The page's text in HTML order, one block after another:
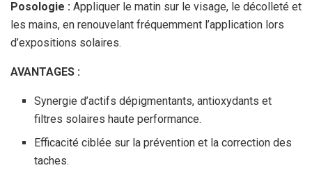
Posologie : Appliquer le matin sur le visage, le décolleté et
les mains, en renouvelant fréquemment l’application lors
d’expositions solaires.
AVANTAGES :
Synergie d’actifs dépigmentants, antioxydants et
filtres solaires haute performance.
Efficacité ciblée sur la prévention et la correction des
taches.